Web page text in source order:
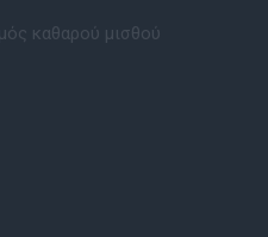
καθαρού μισθού